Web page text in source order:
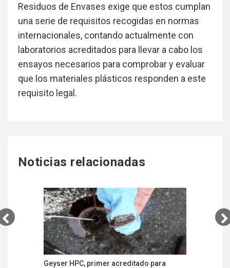
Residuos de Envases exige que estos cumplan
una serie de requisitos recogidas en normas
internacionales, contando actualmente con
laboratorios acreditados para llevar a cabo los
ensayos necesarios para comprobar y evaluar
que los materiales plásticos responden a este
requisito legal.
Noticias relacionadas
Geyser HPC, primer acreditado para